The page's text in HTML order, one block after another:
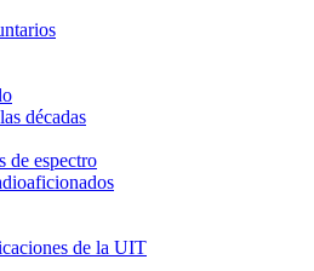
décadas
de espectro
de la UIT